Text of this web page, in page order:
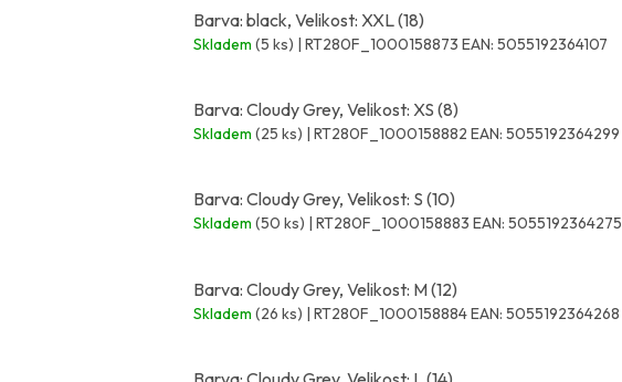
Barva: black, Velikost: XXL (18)
Skladem (5 ks) | RT280F_1000158873 EAN: 5055192364107
Barva: Cloudy Grey, Velikost: XS (8)
Skladem (25 ks) | RT280F_1000158882 EAN: 5055192364299
Barva: Cloudy Grey, Velikost: S (10)
Skladem (50 ks) | RT280F_1000158883 EAN: 5055192364275
Barva: Cloudy Grey, Velikost: M (12)
Skladem (26 ks) | RT280F_1000158884EAN: 5055192364268